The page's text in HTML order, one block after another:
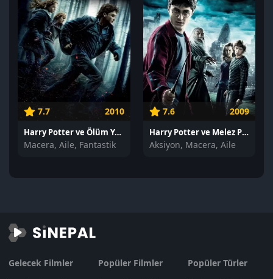
7.7 2010
Harry Potter ve Ölüm Yadigarları: Bölüm 1 izle
Macera, Aile, Fantastik
7.6 2009
Harry Potter ve Melez Prens izle
Aksiyon, Macera, Aile
Gelecek Filmler
Popüler Filmler
Popüler Türler